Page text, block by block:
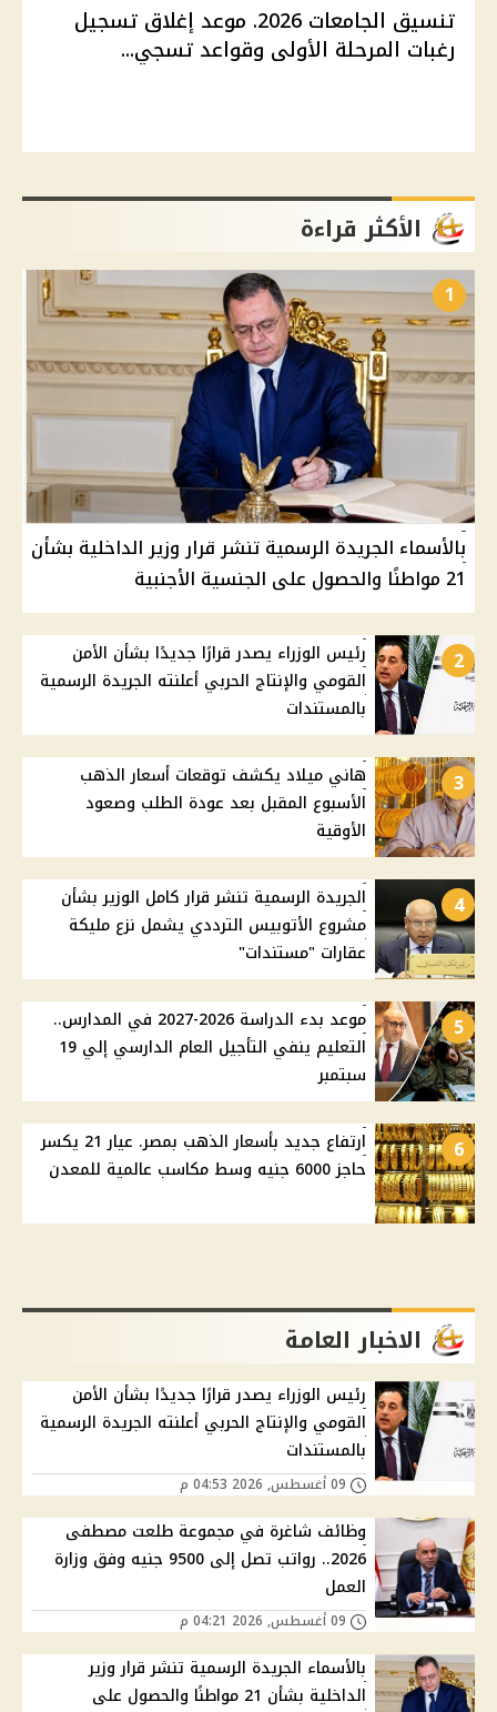
تنسيق الجامعات 2026. موعد إغلاق تسجيل
رغبات المرحلة الأولى وقواعد تسجي...
الأكثر قراءة
1
بالأسماء الجريدة الرسمية تنشر قرار وزير الداخلية بشأن
21 مواطنًا والحصول على الجنسية الأجنبية
2
رئيس الوزراء يصدر قرارًا جديدًا بشأن الأمن
القومي والإنتاج الحربي أعلنته الجريدة الرسمية
بالمستندات
3
هاني ميلاد يكشف توقعات أسعار الذهب
الأسبوع المقبل بعد عودة الطلب وصعود
الأوقية
4
الجريدة الرسمية تنشر قرار كامل الوزير بشأن
مشروع الأتوبيس الترددي يشمل نزع مليكة
عقارات "مستندات"
5
موعد بدء الدراسة 2026-2027 في المدارس..
التعليم ينفي التأجيل العام الدارسي إلي 19
سبتمبر
6
ارتفاع جديد بأسعار الذهب بمصر. عيار 21 يكسر
حاجز 6000 جنيه وسط مكاسب عالمية للمعدن
الاخبار العامة
رئيس الوزراء يصدر قرارًا جديدًا بشأن الأمن
القومي والإنتاج الحربي أعلنته الجريدة الرسمية
بالمستندات
وظائف شاغرة في مجموعة طلعت مصطفى
2026.. رواتب تصل إلى 9500 جنيه وفق وزارة
العمل
بالأسماء الجريدة الرسمية تنشر قرار وزير
الداخلية بشأن 21 مواطنًا والحصول على